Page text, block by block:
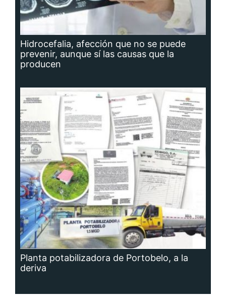
Hidrocefalia, afección que no se puede
prevenir, aunque sí las causas que la
producen
Planta potabilizadora de Portobelo, a la
deriva